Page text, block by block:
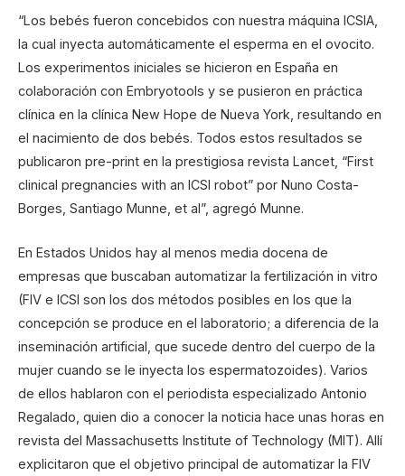
“Los bebés fueron concebidos con nuestra máquina ICSIA,
la cual inyecta automáticamente el esperma en el ovocito.
Los experimentos iniciales se hicieron en España en
colaboración con Embryotools y se pusieron en práctica
clínica en la clínica New Hope de Nueva York, resultando en
el nacimiento de dos bebés. Todos estos resultados se
publicaron pre-print en la prestigiosa revista Lancet, “First
clinical pregnancies with an ICSI robot” por Nuno Costa-
Borges, Santiago Munne, et al”, agregó Munne.
En Estados Unidos hay al menos media docena de
empresas que buscaban automatizar la fertilización in vitro
(FIV e ICSI son los dos métodos posibles en los que la
concepción se produce en el laboratorio; a diferencia de la
inseminación artificial, que sucede dentro del cuerpo de la
mujer cuando se le inyecta los espermatozoides). Varios
de ellos hablaron con el periodista especializado Antonio
Regalado, quien dio a conocer la noticia hace unas horas en
revista del Massachusetts Institute of Technology (MIT). Allí
explicitaron que el objetivo principal de automatizar la FIV